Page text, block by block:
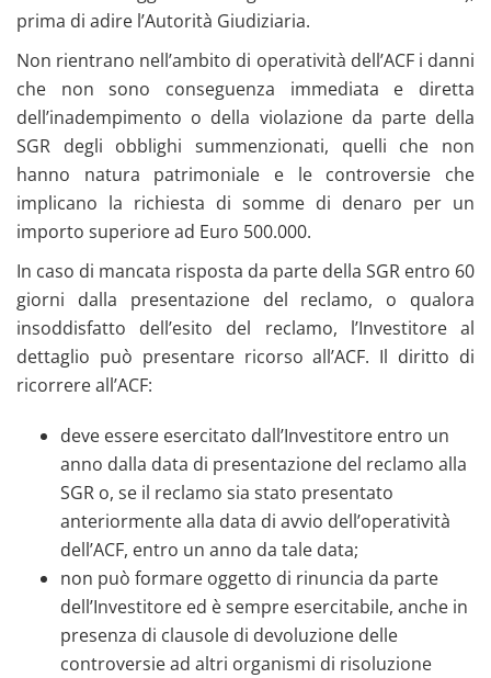
prima di adire l’Autorità Giudiziaria.
Non rientrano nell’ambito di operatività dell’ACF i danni
che non sono conseguenza immediata e diretta
dell’inadempimento o della violazione da parte della
SGR degli obblighi summenzionati, quelli che non
hanno natura patrimoniale e le controversie che
implicano la richiesta di somme di denaro per un
importo superiore ad Euro 500.000.
In caso di mancata risposta da parte della SGR entro 60
giorni dalla presentazione del reclamo, o qualora
insoddisfatto dell’esito del reclamo, l’Investitore al
dettaglio può presentare ricorso all’ACF. Il diritto di
ricorrere all’ACF:
deve essere esercitato dall’Investitore entro un
anno dalla data di presentazione del reclamo alla
SGR o, se il reclamo sia stato presentato
anteriormente alla data di avvio dell’operatività
dell’ACF, entro un anno da tale data;
non può formare oggetto di rinuncia da parte
dell’Investitore ed è sempre esercitabile, anche in
presenza di clausole di devoluzione delle
controversie ad altri organismi di risoluzione